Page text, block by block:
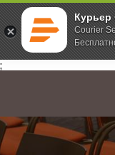
Курьер
Courier
;
Главная О